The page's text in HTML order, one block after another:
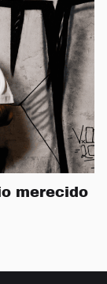
merecido